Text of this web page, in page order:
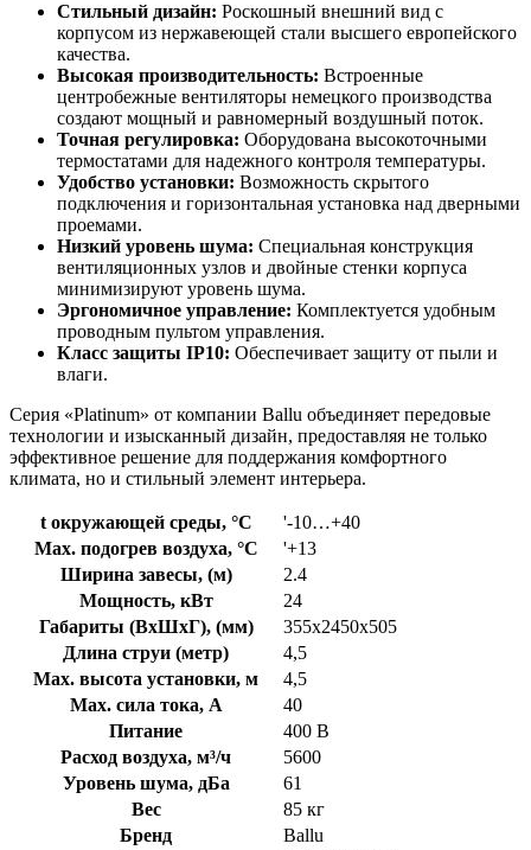
Стильный дизайн: Роскошный внешний вид с
корпусом из нержавеющей стали высшего европейского
качества.
Высокая производительность: Встроенные
центробежные вентиляторы немецкого производства
создают мощный и равномерный воздушный поток.
Точная регулировка: Оборудована высокоточными
термостатами для надежного контроля температуры.
Удобство установки: Возможность скрытого
подключения и горизонтальная установка над дверными
проемами.
Низкий уровень шума: Специальная конструкция
вентиляционных узлов и двойные стенки корпуса
минимизируют уровень шума.
Эргономичное управление: Комплектуется удобным
проводным пультом управления.
Класс защиты IP10: Обеспечивает защиту от пыли и
влаги.
Серия «Platinum» от компании Ballu объединяет передовые
технологии и изысканный дизайн, предоставляя не только
эффективное решение для поддержания комфортного
климата, но и стильный элемент интерьера.
t окружающей среды, °C
'-10…+40
Max. подогрев воздуха, °C
'+13
Ширина завесы, (м)
2.4
Мощность, кВт
24
Габариты (ВхШхГ), (мм)
355х2450х505
Длина струи (метр)
4,5
Max. высота установки, м
4,5
Max. сила тока, А
40
Питание
400 В
Расход воздуха, м³/ч
5600
Уровень шума, дБа
61
Вес
85 кг
Бренд
Ballu